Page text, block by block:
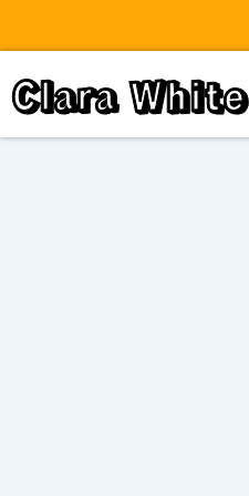
Clara White